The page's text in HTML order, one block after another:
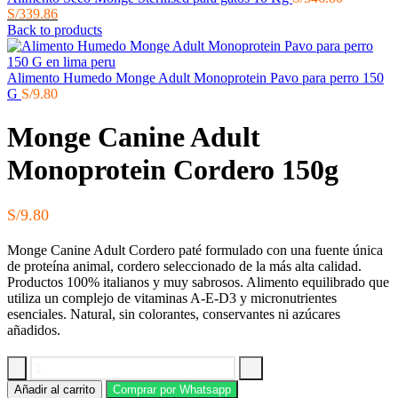
era:
S/339.86El
precio
actual
es:
S/339.86.
Back to products
Alimento Humedo Monge Adult Monoprotein Pavo para perro 150
G S/9.80
Monge Canine Adult
Monoprotein Cordero 150g
S/9.80
Monge Canine Adult Cordero paté formulado con una fuente única
de proteína animal, cordero seleccionado de la más alta calidad.
Productos 100% italianos y muy sabrosos. Alimento equilibrado que
utiliza un complejo de vitaminas A-E-D3 y micronutrientes
esenciales. Natural, sin colorantes, conservantes ni azúcares
añadidos.
Monge
Añadir al carrito Comprar por Whatsapp